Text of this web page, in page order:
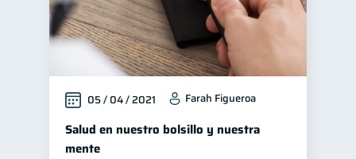
05 / 04 / 2021 Farah Figueroa
Salud en nuestro bolsillo y nuestra
mente